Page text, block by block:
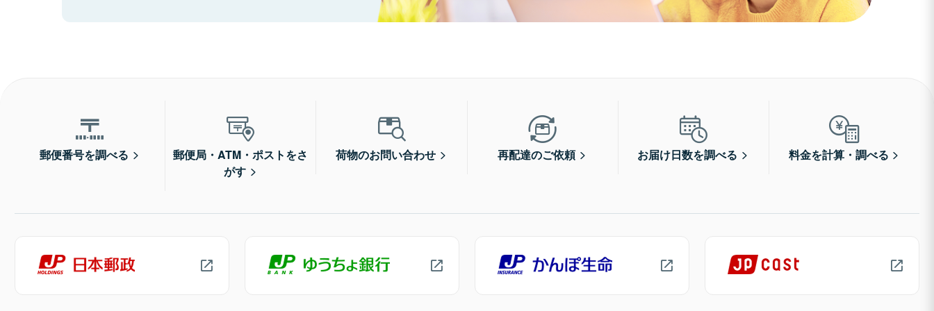
郵便番号を調べる
郵便局・ATM・ポストをさ
がす
荷物のお問い合わせ 再配達のご依頼 お届け日数を調べる 料金を計算・調べる